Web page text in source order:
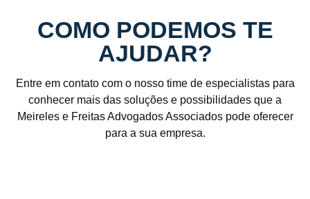
COMO PODEMOS TE
AJUDAR?
Entre em contato com o nosso time de especialistas para
conhecer mais das soluções e possibilidades que a
Meireles e Freitas Advogados Associados pode oferecer
para a sua empresa.